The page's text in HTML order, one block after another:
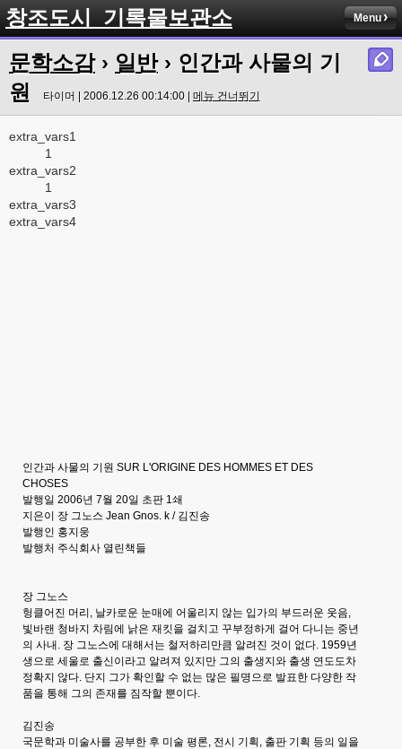
창조도시_기록물보관소 Menu
문학소감› 일반› 인간과 사물의 기
원
타이머 | 2006.12.26 00:14:00 | 메뉴 건너뛰기
extra_vars1
1
extra_vars2
1
extra_vars3
extra_vars4
인간과 사물의 기원 SUR L'ORIGINE DES HOMMES ET DES
CHOSES
발행일 2006년 7월 20일 초판 1쇄
지은이 장 그노스 Jean Gnos. k / 김진송
발행인 홍지웅
발행처 주식회사 열린책들
장 그노스
헝클어진 머리, 날카로운 눈매에 어울리지 않는 입가의 부드러운 웃음,
빛바랜 청바지 차림에 낡은 재킷을 걸치고 꾸부정하게 걸어 다니는 중년
의 사내. 장 그노스에 대해서는 철저하리만큼 알려진 것이 없다. 1959년
생으로 세울로 출신이라고 알려져 있지만 그의 출생지와 출생 연도도차
정확지 않다. 단지 그가 확인할 수 없는 많은 필명으로 발표한 다양한 작
품을 통해 그의 존재를 짐작할 뿐이다.
김진송
국문학과 미술사를 공부한 후 미술 평론, 전시 기획, 출판 기획 등의 일을